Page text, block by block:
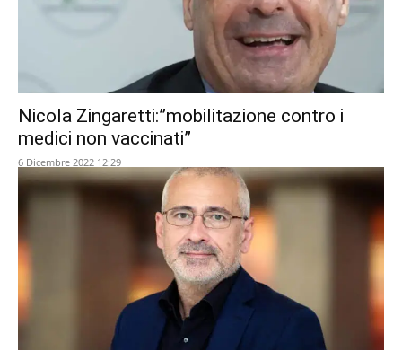
Nicola Zingaretti:”mobilitazione contro i
medici non vaccinati”
6 Dicembre 2022 12:29